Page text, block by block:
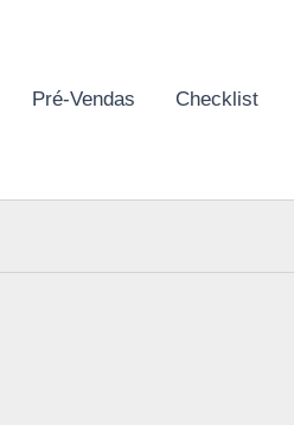
Pré-Vendas Checklist